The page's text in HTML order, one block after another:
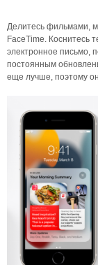
Делитесь фильмами,
FaceTime. Коснитесь
электронное письмо,
постоянным
еще лучше, поэтому